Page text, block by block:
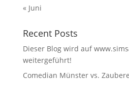
« Juni
Recent Posts
Dieser Blog wird auf
weitergeführt!
Comedian Münster vs.